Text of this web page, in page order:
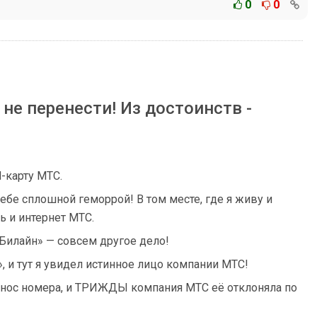
0 0
перенести! Из достоинств -
МТС.
сплошной геморрой! В том месте, где я живу и
и интернет МТС.
— совсем другое дело!
тут я увидел истинное лицо компании МТС!
номера, и ТРИЖДЫ компания МТС её отклоняла по